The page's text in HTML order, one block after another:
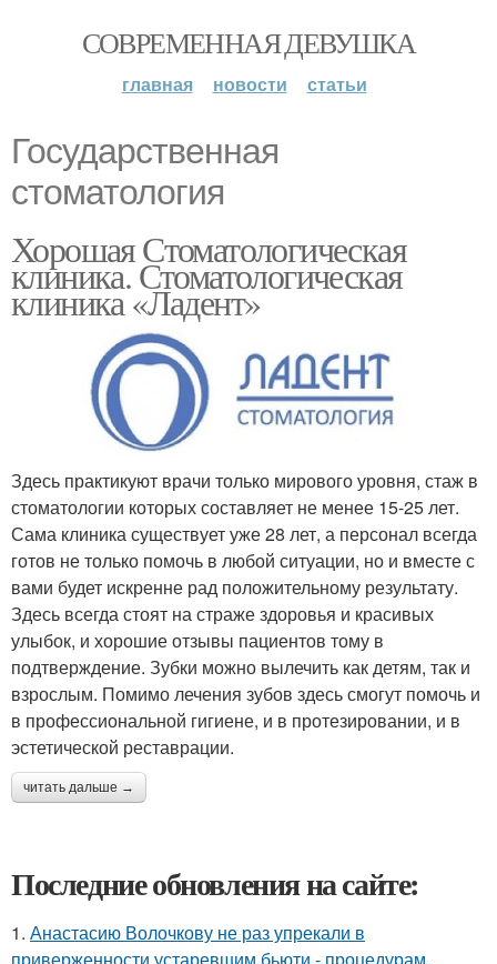
СОВРЕМЕННАЯ ДЕВУШКА
главная новости статьи
Государственная
стоматология
Хорошая Стоматологическая
клиника. Стоматологическая
клиника «Ладент»
Здесь практикуют врачи только мирового уровня, стаж в
стоматологии которых составляет не менее 15-25 лет.
Сама клиника существует уже 28 лет, а персонал всегда
готов не только помочь в любой ситуации, но и вместе с
вами будет искренне рад положительному результату.
Здесь всегда стоят на страже здоровья и красивых
улыбок, и хорошие отзывы пациентов тому в
подтверждение. Зубки можно вылечить как детям, так и
взрослым. Помимо лечения зубов здесь смогут помочь и
в профессиональной гигиене, и в протезировании, и в
эстетической реставрации.
читать дальше →
Последние обновления на сайте:
1. Анастасию Волочкову не раз упрекали в